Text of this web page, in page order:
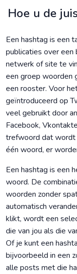
Hoe u de
Een hashtag is een
publicaties over een
netwerk of site te
een groep woorden
een rooster. Voor
geïntroduceerd op
veel gebruikt door
Facebook,
trefwoord dat wordt
één woord, er
Een hashtag is een
woord. De
woorden zonder
automatisch
klikt, wordt een
die van jou als die
Of je kunt een
bijvoorbeeld in een
alle posts met die